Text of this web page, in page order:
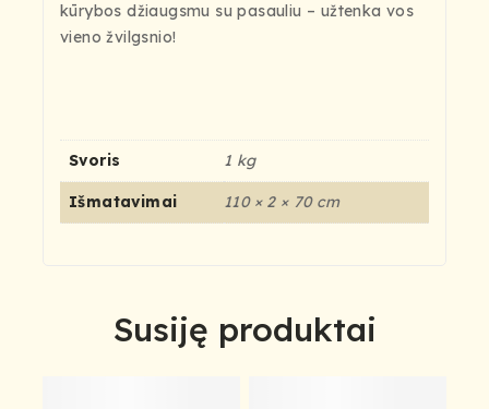
kūrybos džiaugsmu su pasauliu – užtenka vos
vieno žvilgsnio!
Svoris 1 kg
Išmatavimai 110 × 2 × 70 cm
Susiję produktai